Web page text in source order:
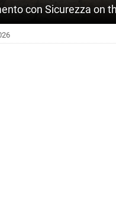
con Sicurezza on